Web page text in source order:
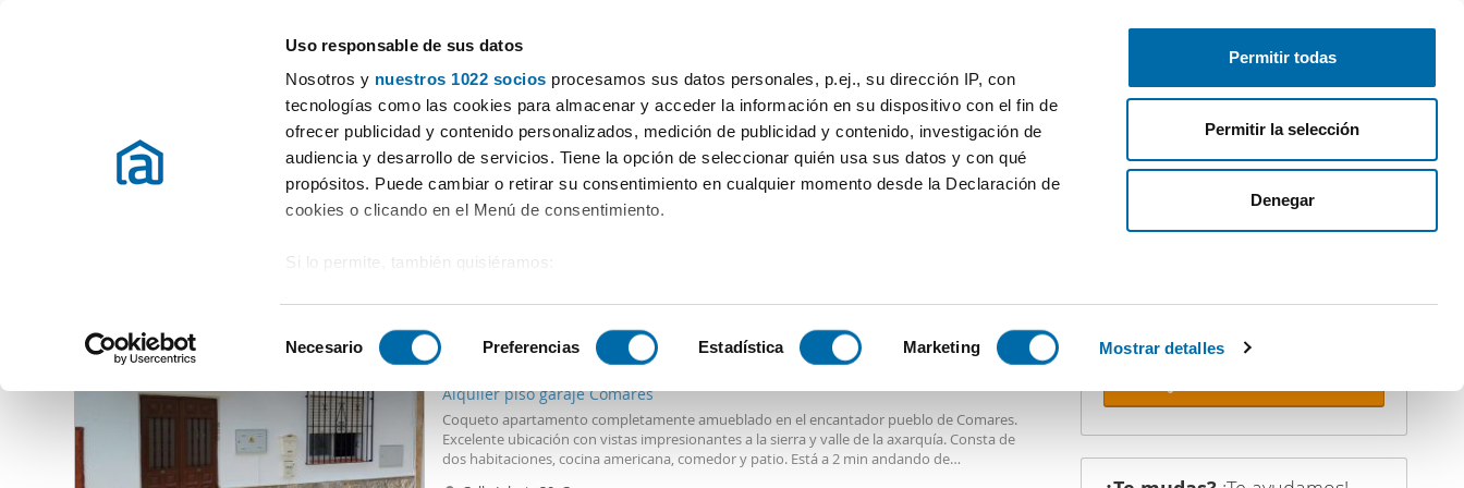
Uso responsable de sus datos
Nosotros y nuestros 1022 socios procesamos sus datos personales, p.ej., su dirección IP, con
tecnologías como las cookies para almacenar y acceder la información en su dispositivo con el fin de
ofrecer publicidad y contenido personalizados, medición de publicidad y contenido, investigación de
audiencia y desarrollo de servicios. Tiene la opción de seleccionar quién usa sus datos y con qué
propósitos. Puede cambiar o retirar su consentimiento en cualquier momento desde la Declaración de
cookies o clicando en el Menú de consentimiento.
Si lo permite, también quisiéramos:
Identificar su dispositivo analizándolo activamente para buscar características específicas (huellas
Obtenga más información sobre cómo se procesan sus datos personales y establezca sus
preferencias en la
sección de datos. Puede cambiar o retirar su consentimiento en cualquier momento
en la Declaración de cookies.
e
c
c
Necesario Preferencias Estadística Marketing Mostrar detalles
Permitir todas
Permitir la selección
Denegar
Publica gratis Inicia sesión
Habitaciones Más filtros - 1
Alquiler pisos Málaga Alquiler Pisos Benamargosa
(0 viviendas)
2 2 Hab 1 Baño
Alquiler piso garaje Comares
Coqueto apartamento completamente amueblado en el encantador pueblo de Comares.
Excelente ubicación con vistas impresionantes a la sierra y valle de la axarquía. Consta de
dos habitaciones, cocina americana, comedor y patio. Está a 2 min andando de
No dejes que te adelanten. Recibe en